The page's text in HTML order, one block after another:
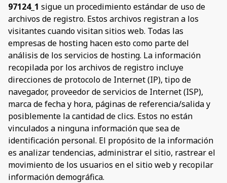
97124_1 sigue un procedimiento estándar de uso de
archivos de registro. Estos archivos registran a los
visitantes cuando visitan sitios web. Todas las
empresas de hosting hacen esto como parte del
análisis de los servicios de hosting. La información
recopilada por los archivos de registro incluye
direcciones de protocolo de Internet (IP), tipo de
navegador, proveedor de servicios de Internet (ISP),
marca de fecha y hora, páginas de referencia/salida y
posiblemente la cantidad de clics. Estos no están
vinculados a ninguna información que sea de
identificación personal. El propósito de la información
es analizar tendencias, administrar el sitio, rastrear el
movimiento de los usuarios en el sitio web y recopilar
información demográfica.